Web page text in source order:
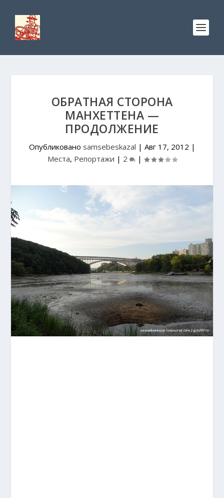
ОБРАТНАЯ СТОРОНА
МАНХЕТТЕНА —
ПРОДОЛЖЕНИЕ
Опубликовано samsebeskazal | Авг 17, 2012 |
Места, Репортажи | 2 |